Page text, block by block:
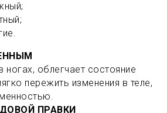
ногах, облегчает состояние
пережить изменения в теле,
ПРАВКИ